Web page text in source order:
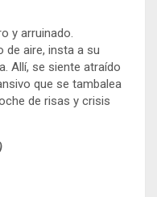
y arruinado.
de aire, insta a su
Allí, se siente atraído
que se tambalea
de risas y crisis